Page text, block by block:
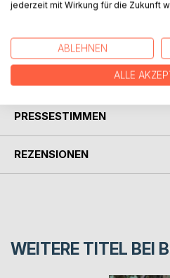
Nun haben die Katzen ihre
jahrelangen, unermüdlichen
PRESSESTIMMEN
REZENSIONEN
WEITERE TITEL BEI
jederzeit mit Wirkung für die Zukunft
ABLEHNEN
ALLE